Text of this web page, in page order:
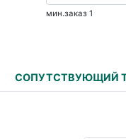
мин.заказ 1
СОПУТСТВУЮЩИЙ